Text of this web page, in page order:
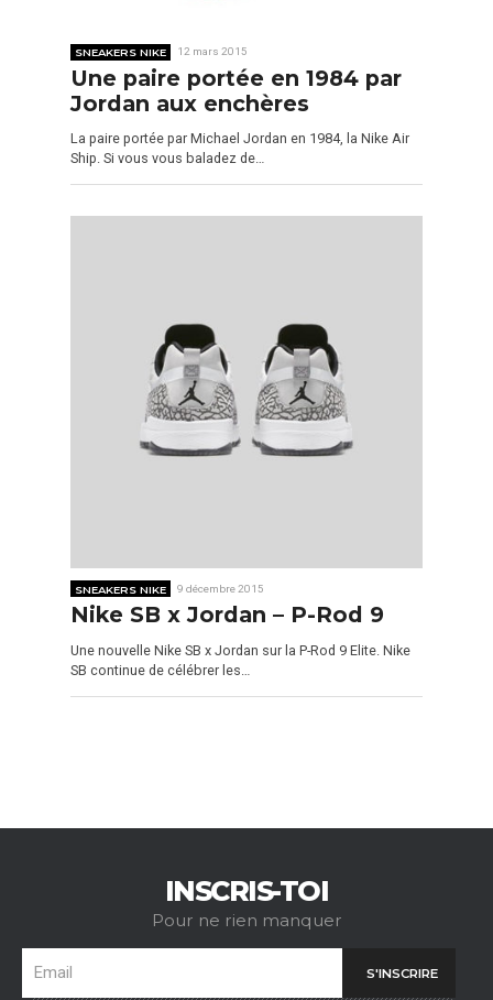
SNEAKERS NIKE 12 mars 2015
Une paire portée en 1984 par
Jordan aux enchères
La paire portée par Michael Jordan en 1984, la Nike Air
Ship. Si vous vous baladez de…
SNEAKERS NIKE 9 décembre 2015
Nike SB x Jordan – P-Rod 9
Une nouvelle Nike SB x Jordan sur la P-Rod 9 Elite. Nike
SB continue de célébrer les…
INSCRIS-TOI
Pour ne rien manquer